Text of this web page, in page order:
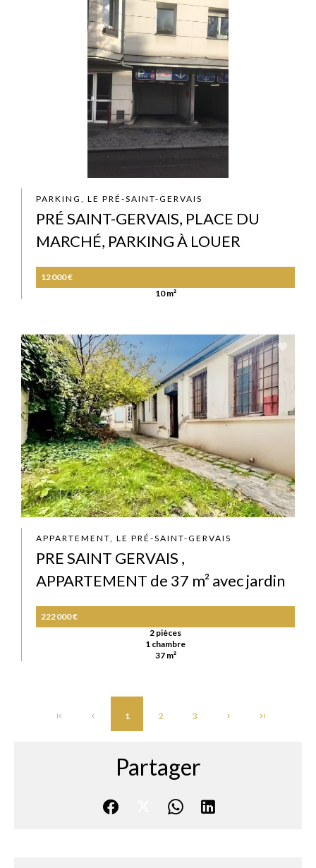
PARKING, LE PRÉ-SAINT-GERVAIS
PRÉ SAINT-GERVAIS, PLACE DU
MARCHÉ, PARKING À LOUER
12 000 €
10 m²
APPARTEMENT, LE PRÉ-SAINT-GERVAIS
PRE SAINT GERVAIS ,
APPARTEMENT de 37 m² avec jardin
222 000 €
2 pièces
1 chambre
37 m²
1 2 3
Partager